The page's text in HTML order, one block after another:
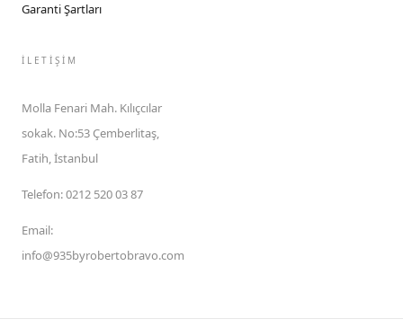
Garanti Şartları
İLETIŞIM
Molla Fenari Mah. Kılıçcılar
sokak. No:53 Çemberlitaş,
Fatih, İstanbul
Telefon:0212 520 03 87
Email:
info@935byrobertobravo.com